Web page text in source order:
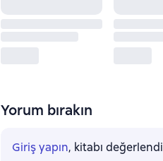
Yorum bırakın
Giriş yapın, kitabı